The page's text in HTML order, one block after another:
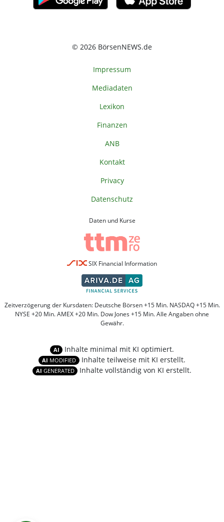
© 2026 BörsenNEWS.de
Impressum
Mediadaten
Lexikon
Finanzen
ANB
Kontakt
Privacy
Datenschutz
Daten und Kurse
SIX Financial Information
Zeitverzögerung der Kursdaten: Deutsche Börsen +15 Min. NASDAQ +15 Min.
NYSE +20 Min. AMEX +20 Min. Dow Jones +15 Min. Alle Angaben ohne
Gewähr.
AI Inhalte minimal mit KI optimiert.
AI MODIFIED Inhalte teilweise mit KI erstellt.
AI GENERATED Inhalte vollständig von KI erstellt.